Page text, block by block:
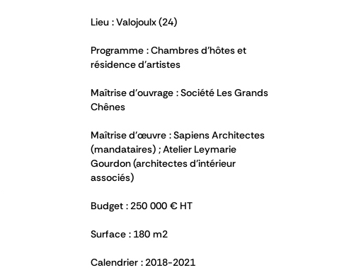
Lieu : Valojoulx (24)
Programme : Chambres d’hôtes et
résidence d’artistes
Maîtrise d’ouvrage : Société Les Grands
Chênes
Maîtrise d’œuvre : Sapiens Architectes
(mandataires) ; Atelier Leymarie
Gourdon (architectes d’intérieur
associés)
Budget : 250 000 € HT
Surface : 180 m2
Calendrier : 2018-2021